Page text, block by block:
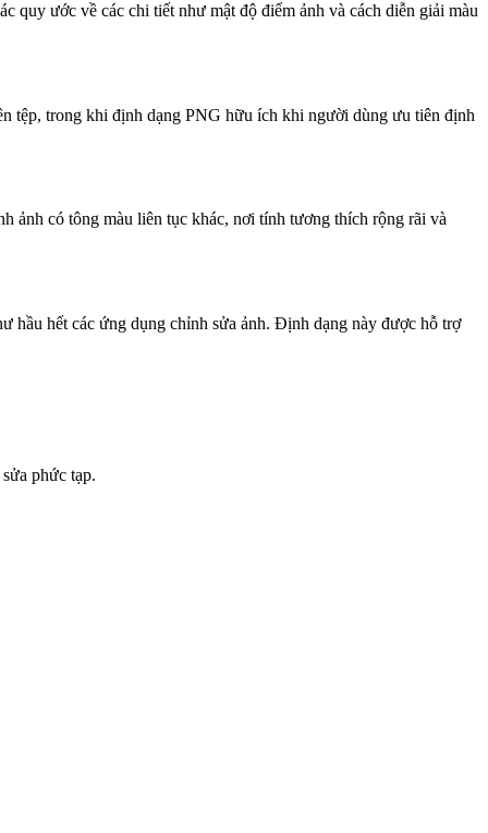
quy ước về các chi tiết như mật độ điểm ảnh và cách diễn giải màu
tệp, trong khi định dạng PNG hữu ích khi người dùng ưu tiên định
ảnh có tông màu liên tục khác, nơi tính tương thích rộng rãi và
hầu hết các ứng dụng chỉnh sửa ảnh. Định dạng này được hỗ trợ
phức tạp.